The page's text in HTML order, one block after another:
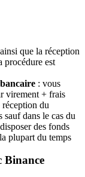
que la réception
procédure est
: vous
virement + frais
du
sauf dans le cas du
des fonds
plupart du temps
Binance